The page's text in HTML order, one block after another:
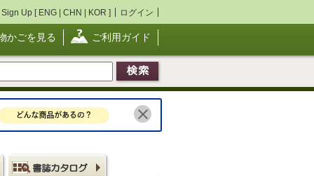
Sign Up [ ENG | CHN | KOR ] ログイン
かごを見る ご利用ガイド